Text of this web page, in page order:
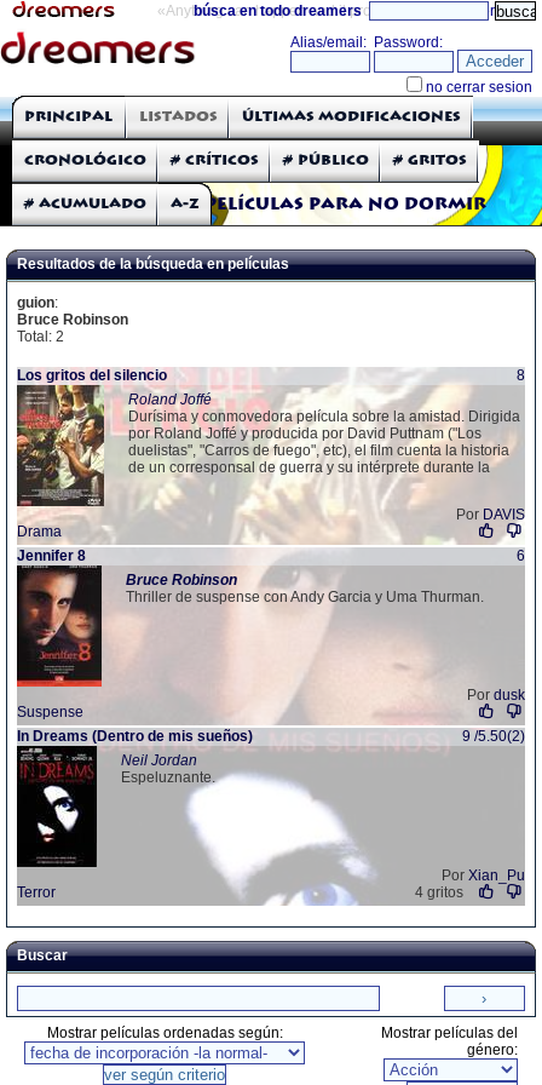
«Anything can happen and it probably will» directorio
búsca en todo dreamers
THE DREAMERS
Críticas: Películas
Películas para no dormir
Principal Listados Últimas modificaciones
Cronológico # Críticos # Público # Gritos
# Acumulado A-Z
Resultados de la búsqueda en películas
guion:
Bruce Robinson
Total: 2
Los gritos del silencio
8
Roland Joffé
Durísima y conmovedora película sobre la amistad. Dirigida
por Roland Joffé y producida por David Puttnam ("Los
duelistas", "Carros de fuego", etc), el film cuenta la historia
de un corresponsal de guerra y su intérprete durante la
Por DAVIS
Drama
Jennifer 8
6
Bruce Robinson
Thriller de suspense con Andy Garcia y Uma Thurman.
Por dusk
Suspense
In Dreams (Dentro de mis sueños)
9 /5.50(2)
Neil Jordan
Espeluznante.
Por Xian_Pu
Terror
4 gritos
Buscar
Mostrar películas ordenadas según:
Mostrar películas del
género: